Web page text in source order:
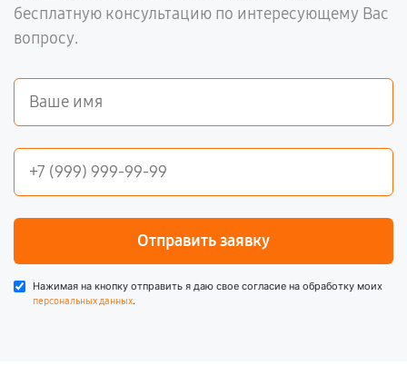
бесплатную консультацию по интересующему Вас
вопросу.
Отправить заявку
Нажимая на кнопку отправить я даю свое согласие на обработку моих
персональных данных.